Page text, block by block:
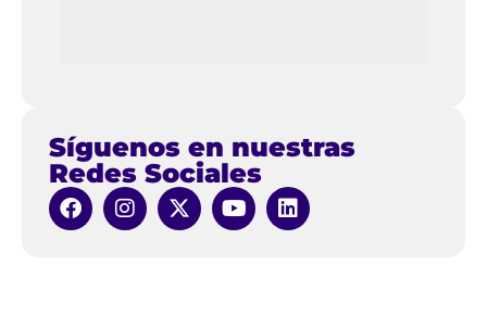
Síguenos en nuestras
Redes Sociales